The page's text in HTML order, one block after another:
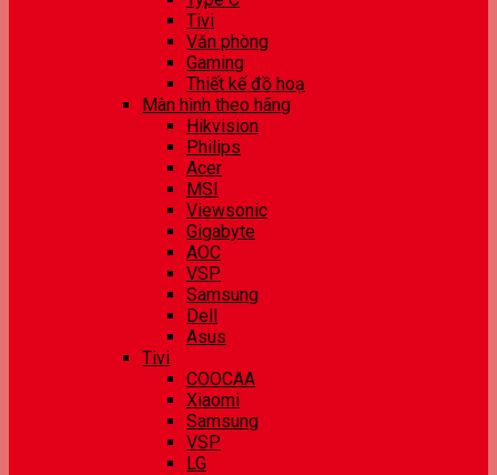
Tivi
Văn phòng
Gaming
Thiết kế đồ hoạ
Màn hình theo hãng
Hikvision
Philips
Acer
MSI
Viewsonic
Gigabyte
AOC
VSP
Samsung
Dell
Asus
Tivi
COOCAA
Xiaomi
Samsung
VSP
LG